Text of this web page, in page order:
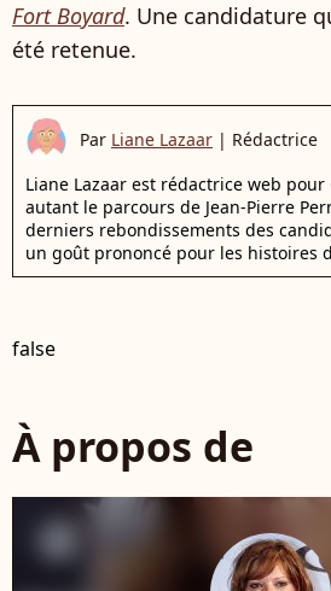
Fort Boyard. Une candidature
été retenue.
Par Liane Lazaar | Rédactrice
Liane Lazaar est rédactrice web
autant le parcours de Jean-Pierre
derniers rebondissements des
un goût prononcé pour les histoires
false
À propos de